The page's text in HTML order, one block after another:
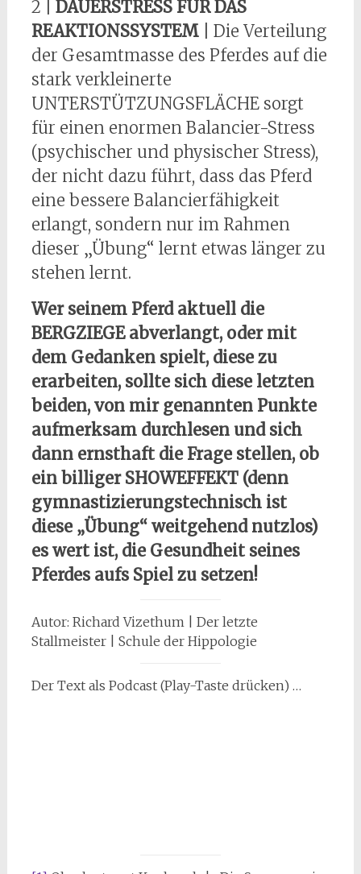
2 | DAUERSTRESS FÜR DAS
REAKTIONSSYSTEM| Die Verteilung
der Gesamtmasse des Pferdes auf die
stark verkleinerte
UNTERSTÜTZUNGSFLÄCHE sorgt
für einen enormen Balancier-Stress
(psychischer und physischer Stress),
der nicht dazu führt, dass das Pferd
eine bessere Balancierfähigkeit
erlangt, sondern nur im Rahmen
dieser „Übung“ lernt etwas länger zu
stehen lernt.
Wer seinem Pferd aktuell die
BERGZIEGE abverlangt, oder mit
dem Gedanken spielt, diese zu
erarbeiten, sollte sich diese letzten
beiden, von mir genannten Punkte
aufmerksam durchlesen und sich
dann ernsthaft die Frage stellen, ob
ein billiger SHOWEFFEKT (denn
gymnastizierungstechnisch ist
diese „Übung“ weitgehend nutzlos)
es wert ist, die Gesundheit seines
Pferdes aufs Spiel zu setzen!
Autor: Richard Vizethum | Der letzte
Stallmeister | Schule der Hippologie
Der Text als Podcast (Play-Taste drücken) …